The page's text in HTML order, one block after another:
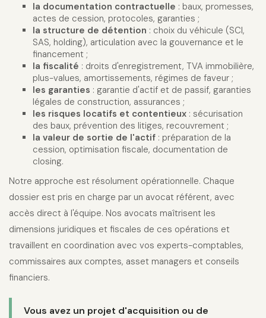
la documentation contractuelle : baux, promesses,
actes de cession, protocoles, garanties ;
la structure de détention : choix du véhicule (SCI,
SAS, holding), articulation avec la gouvernance et le
financement ;
la fiscalité : droits d'enregistrement, TVA immobilière,
plus-values, amortissements, régimes de faveur ;
les garanties : garantie d'actif et de passif, garanties
légales de construction, assurances ;
les risques locatifs et contentieux : sécurisation
des baux, prévention des litiges, recouvrement ;
la valeur de sortie de l'actif : préparation de la
cession, optimisation fiscale, documentation de
closing.
Notre approche est résolument opérationnelle. Chaque
dossier est pris en charge par un avocat référent, avec
accès direct à l'équipe. Nos avocats maîtrisent les
dimensions juridiques et fiscales de ces opérations et
travaillent en coordination avec vos experts-comptables,
commissaires aux comptes, asset managers et conseils
financiers.
Vous avez un projet d'acquisition ou de